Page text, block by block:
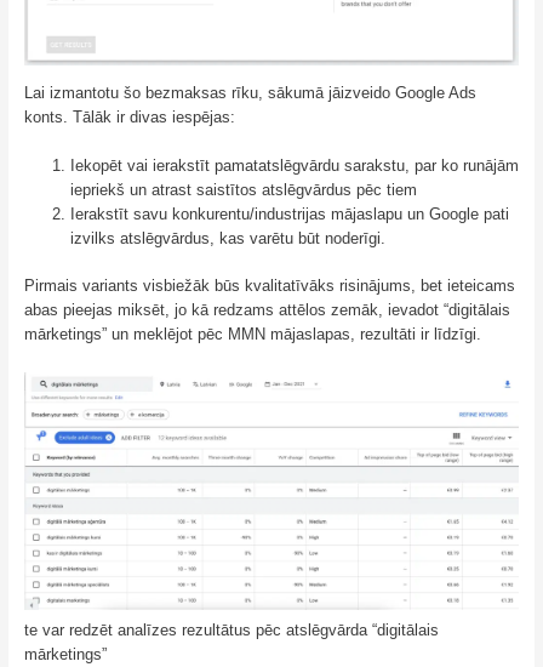
Lai izmantotu šo bezmaksas rīku, sākumā jāizveido Google Ads
konts. Tālāk ir divas iespējas:
Iekopēt vai ierakstīt pamatatslēgvārdu sarakstu, par ko runājām
iepriekš un atrast saistītos atslēgvārdus pēc tiem
Ierakstīt savu konkurentu/industrijas mājaslapu un Google pati
izvilks atslēgvārdus, kas varētu būt noderīgi.
Pirmais variants visbiežāk būs kvalitatīvāks risinājums, bet ieteicams
abas pieejas miksēt, jo kā redzams attēlos zemāk, ievadot “digitālais
mārketings” un meklējot pēc MMN mājaslapas, rezultāti ir līdzīgi.
te var redzēt analīzes rezultātus pēc atslēgvārda “digitālais
mārketings”